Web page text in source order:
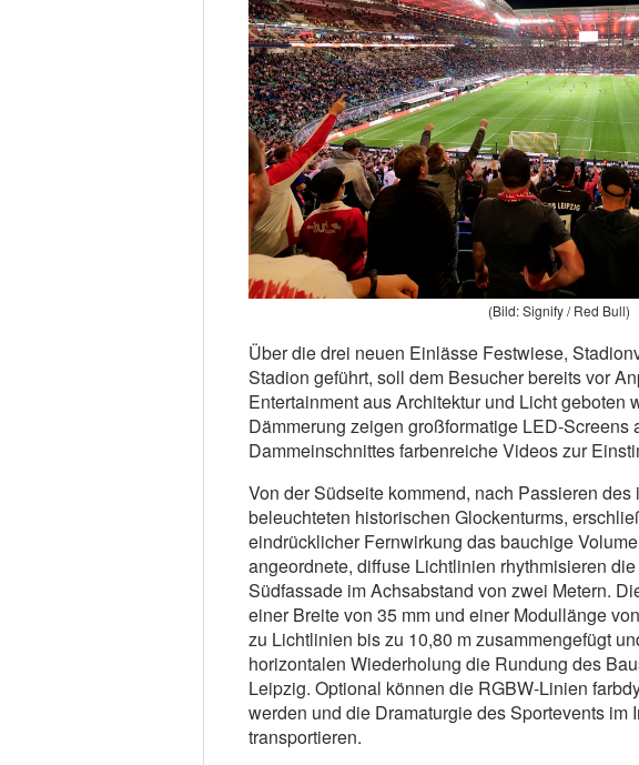
(Bild: Signify / Red Bull)
Über die drei neuen Einlässe Festwiese,
Stadion geführt, soll dem Besucher bereits vor
Entertainment aus Architektur und Licht geboten
Dämmerung zeigen großformatige LED-Screens
Dammeinschnittes farbenreiche Videos zur
Von der Südseite kommend, nach Passieren
beleuchteten historischen Glockenturms,
eindrücklicher Fernwirkung das bauchige
angeordnete, diffuse Lichtlinien rhythmisieren
Südfassade im Achsabstand von zwei Metern.
einer Breite von 35 mm und einer Modullänge
zu Lichtlinien bis zu 10,80 m zusammengefügt
horizontalen Wiederholung die Rundung des
Leipzig. Optional können die RGBW-Linien
werden und die Dramaturgie des Sportevents im
transportieren.